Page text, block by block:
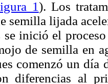
1). Los
semilla lijada
se inició el
de semilla en
comenzó un día
diferencias al